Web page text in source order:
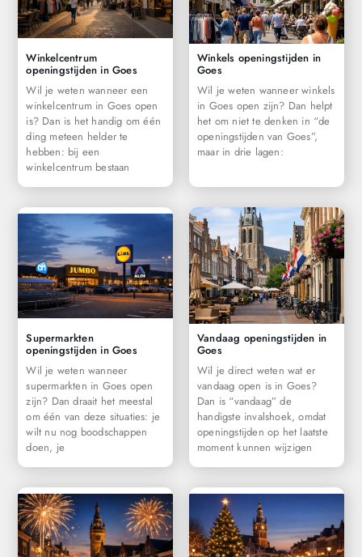
Winkelcentrum
openingstijden in Goes
Wil je weten wanneer een
winkelcentrum in Goes open
is? Dan is het handig om één
ding meteen helder te
hebben: bij een
winkelcentrum bestaan
Winkels openingstijden in
Goes
Wil je weten wanneer winkels
in Goes open zijn? Dan helpt
het om niet te denken in “de
openingstijden van Goes”,
maar in drie lagen:
Supermarkten
openingstijden in Goes
Wil je weten wanneer
supermarkten in Goes open
zijn? Dan draait het meestal
om één van deze situaties: je
wilt nu nog boodschappen
doen, je
Vandaag openingstijden in
Goes
Wil je direct weten wat er
vandaag open is in Goes?
Dan is “vandaag” de
handigste invalshoek, omdat
openingstijden op het laatste
moment kunnen wijzigen